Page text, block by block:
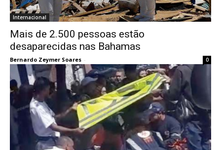
Internacional
Mais de 2.500 pessoas estão
desaparecidas nas Bahamas
Bernardo Zeymer Soares - 0